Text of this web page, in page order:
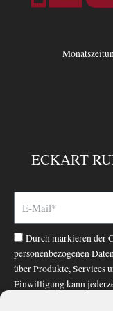
ECKART
Durch markieren der
personenbezogenen
über Produkte, Services
Einwilligung kann